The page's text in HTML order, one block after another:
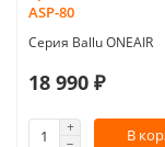
ASP-80
Серия Ballu ONEAIR
18 990 ₽
В